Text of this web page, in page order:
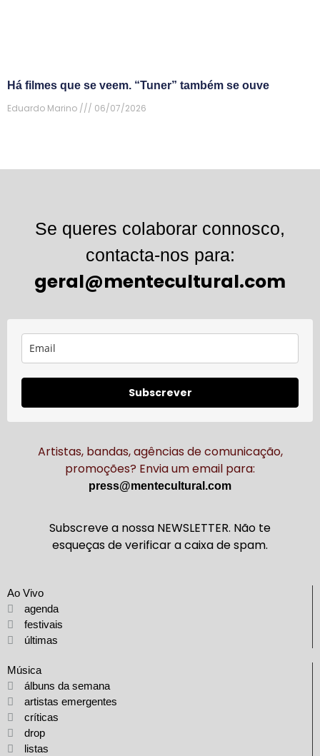
Há filmes que se veem. “Tuner” também se ouve
Eduardo Marino
06/07/2026
Se queres colaborar connosco,
contacta-nos para:
geral@mentecultural.com
Subscrever
Artistas, bandas, agências de comunicação,
promoções? Envia um email para:
press@mentecultural.com
Subscreve a nossa NEWSLETTER. Não te
esqueças de verificar a caixa de spam.
Ao Vivo
agenda
festivais
últimas
Música
álbuns da semana
artistas emergentes
críticas
drop
listas